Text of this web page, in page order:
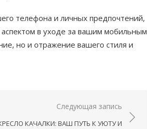
телефона и личных предпочтений,
в уходе за вашим мобильным
но и отражение вашего стиля и
Следующая запись
КАЧАЛКИ: ВАШ ПУТЬ К УЮТУ И